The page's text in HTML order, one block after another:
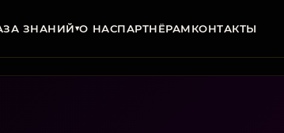
ЗНАНИЙ▾О НАСПАРТНЁРАМКОНТАКТЫ